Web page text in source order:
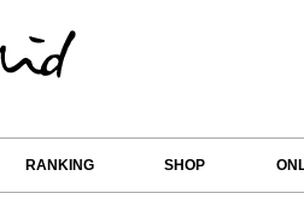
RANKING SHOP